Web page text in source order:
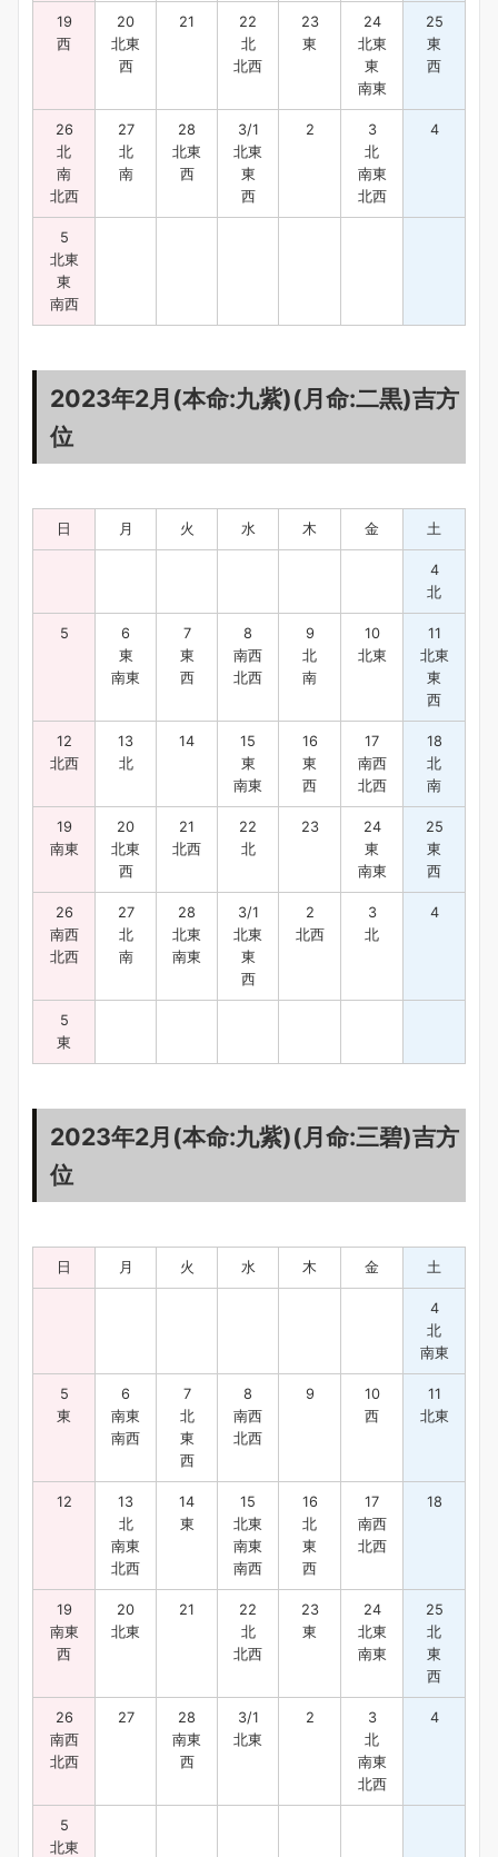
19
西
20
北東
西
21
22
北
北西
23
東
24
北東
東
南東
25
東
西
26
北
南
北西
27
北
南
28
北東
西
3/1
北東
東
西
2
3
北
南東
北西
4
5
北東
東
南西
2023年2月(本命:九紫)(月命:二黒)吉方
位
日 月 火 水 木 金 土
4
北
5
6
東
南東
7
東
西
8
南西
北西
9
北
南
10
北東
11
北東
東
西
12
北西
13
北
14
15
東
南東
16
東
西
17
南西
北西
18
北
南
19
南東
20
北東
西
21
北西
22
北
23
24
東
南東
25
東
西
26
南西
北西
27
北
南
28
北東
南東
3/1
北東
東
西
2
北西
3
北
4
5
東
2023年2月(本命:九紫)(月命:三碧)吉方
位
日 月 火 水 木 金 土
4
北
南東
5
東
6
南東
南西
7
北
東
西
8
南西
北西
9
10
西
11
北東
12
13
北
南東
北西
14
東
15
北東
南東
南西
16
北
東
西
17
南西
北西
18
19
南東
西
20
北東
21
22
北
北西
23
東
24
北東
南東
25
北
東
西
26
南西
北西
27
28
南東
西
3/1
北東
2
3
北
南東
北西
4
5
北東